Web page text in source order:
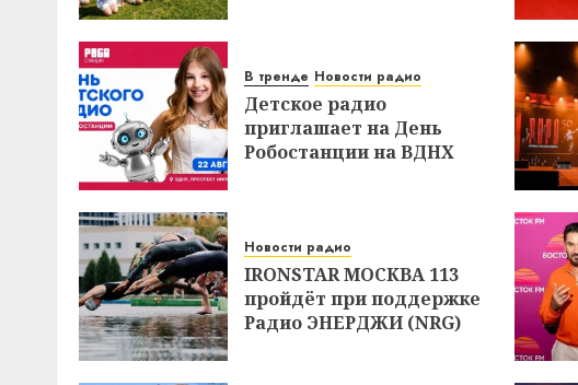
В тренде Новости радио
Детское радио
приглашает на День
Робостанции на ВДНХ
Новости радио
IRONSTAR МОСКВА 113
пройдёт при поддержке
Радио ЭНЕРДЖИ (NRG)